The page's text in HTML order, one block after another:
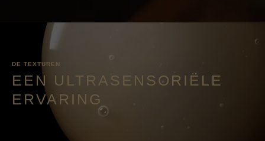
DE TEXTUREN
EEN ULTRASENSORIËLE
ERVARING